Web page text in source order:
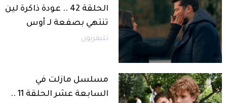
الحلقة 42 .. عودة ذاكرة لين
تنتهي بصفعة لـ أوس
تليفزيون
مسلسل مازلت في
السابعة عشر الحلقة 11 ..